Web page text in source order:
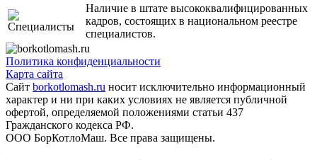
Наличие в штате высококвалифицированных
кадров, состоящих в национальном реестре
специалистов.
Политика конфиденциальности
Карта сайта
Сайт borkotlomash.ru носит исключительно информационный
характер и ни при каких условиях не является публичной
офертой, определяемой положениями статьи 437
Гражданского кодекса РФ.
ООО БорКотлоМаш. Все права защищены.